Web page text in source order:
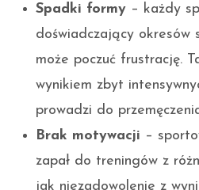
Spadki formy – każdy
doświadczający okresów
może poczuć frustrację.
wynikiem zbyt
prowadzi do
Brak motywacji –
zapał do treningów z
jak niezadowolenie z